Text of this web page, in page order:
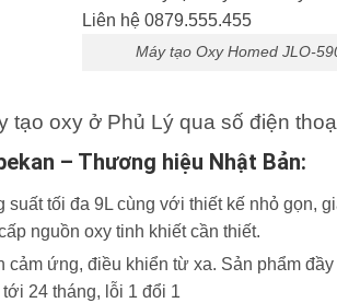
Máy tạo Oxy Homed JLO-
tạo oxy ở Phủ Lý qua số điện
– Thương hiệu Nhật Bản:
suất tối đa 9L cùng với thiết kế nhỏ gọn,
nguồn oxy tinh khiết cần thiết.
cảm ứng, điều khiển từ xa. Sản phẩm
24 tháng, lỗi 1 đổi 1